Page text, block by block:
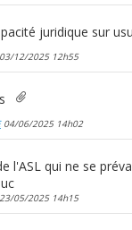
juridique sur
12/2025 12h55
04/06/2025 14h02
l'ASL qui ne se
05/2025 14h15